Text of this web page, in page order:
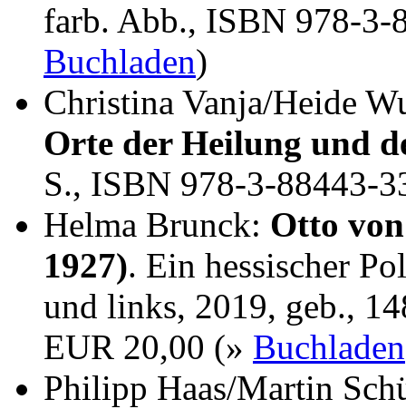
farb. Abb., ISBN 978-3-
Buchladen)
Christina Vanja/Heide
Orte der Heilung und
S., ISBN 978-3-88443-
Helma Brunck: Otto
1927). Ein hessischer
und links, 2019, geb.,
EUR 20,00 (» Buchladen
Philipp Haas/Martin